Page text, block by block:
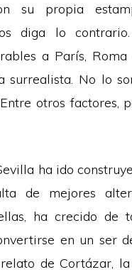
su propia
diga lo
a París, Roma
surrealista. No lo
otros factores,
ha ido
de mejores
ha crecido de
en un ser
de Cortázar,